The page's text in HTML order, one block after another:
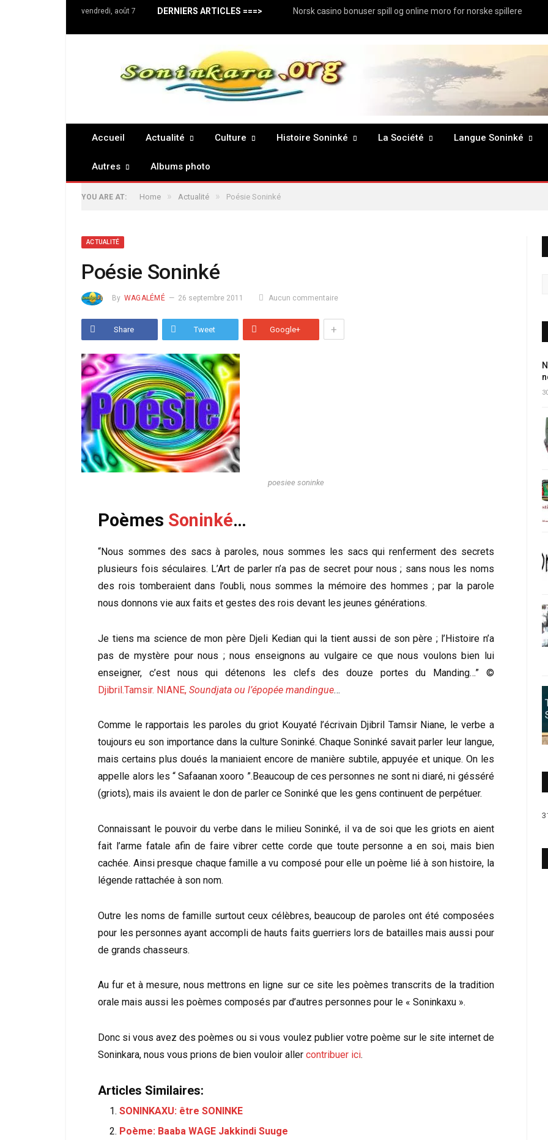
vendredi, août 7 DERNIERS ARTICLES ===> Norsk casino bonuser spill og online moro for norske spillere
Accueil Actualité Culture Histoire Soninké La Société Langue Soninké
Autres Albums photo
YOU ARE AT: Home » Actualité » Poésie Soninké
ACTUALITÉ
Poésie Soninké
By WAGALÉMÉ 26 septembre 2011 Aucun commentaire
Share Tweet Google+ +
poesiee soninke
Poèmes Soninké…
“Nous sommes des sacs à paroles, nous sommes les sacs qui renferment des secrets
plusieurs fois séculaires. L’Art de parler n’a pas de secret pour nous ; sans nous les noms
des rois tomberaient dans l’oubli, nous sommes la mémoire des hommes ; par la parole
nous donnons vie aux faits et gestes des rois devant les jeunes générations.
Je tiens ma science de mon père Djeli Kedian qui la tient aussi de son père ; l’Histoire n’a
pas de mystère pour nous ; nous enseignons au vulgaire ce que nous voulons bien lui
enseigner, c’est nous qui détenons les clefs des douze portes du Manding…” ©
Djibril.Tamsir. NIANE,Soundjata ou l’épopée mandingue…
Comme le rapportais les paroles du griot Kouyaté l’écrivain Djibril Tamsir Niane, le verbe a
toujours eu son importance dans la culture Soninké. Chaque Soninké savait parler leur langue,
mais certains plus doués la maniaient encore de manière subtile, appuyée et unique. On les
appelle alors les “ Safaanan xooro ”.Beaucoup de ces personnes ne sont ni diaré, ni gésséré
(griots), mais ils avaient le don de parler ce Soninké que les gens continuent de perpétuer.
Connaissant le pouvoir du verbe dans le milieu Soninké, il va de soi que les griots en aient
fait l’arme fatale afin de faire vibrer cette corde que toute personne a en soi, mais bien
cachée. Ainsi presque chaque famille a vu composé pour elle un poème lié à son histoire, la
légende rattachée à son nom.
Outre les noms de famille surtout ceux célèbres, beaucoup de paroles ont été composées
pour les personnes ayant accompli de hauts faits guerriers lors de batailles mais aussi pour
de grands chasseurs.
Au fur et à mesure, nous mettrons en ligne sur ce site les poèmes transcrits de la tradition
orale mais aussi les poèmes composés par d’autres personnes pour le « Soninkaxu ».
Donc si vous avez des poèmes ou si vous voulez publier votre poème sur le site internet de
Soninkara, nous vous prions de bien vouloir allercontribuer ici.
Articles Similaires:
SONINKAXU: être SONINKE
Poème: Baaba WAGE Jakkindi Suuge